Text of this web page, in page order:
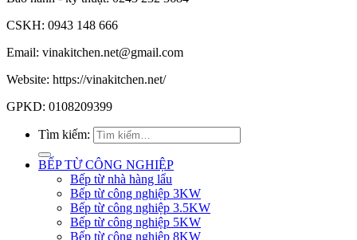
CSKH: 0943 148 666
Email: vinakitchen.net@gmail.com
Website: https://vinakitchen.net/
GPKD: 0108209399
Tìm kiếm:
BẾP TỪ CÔNG NGHIỆP
Bếp từ nhà hàng lẩu
Bếp từ công nghiệp 3KW
Bếp từ công nghiệp 3.5KW
Bếp từ công nghiệp 5KW
Bếp từ công nghiệp 8KW